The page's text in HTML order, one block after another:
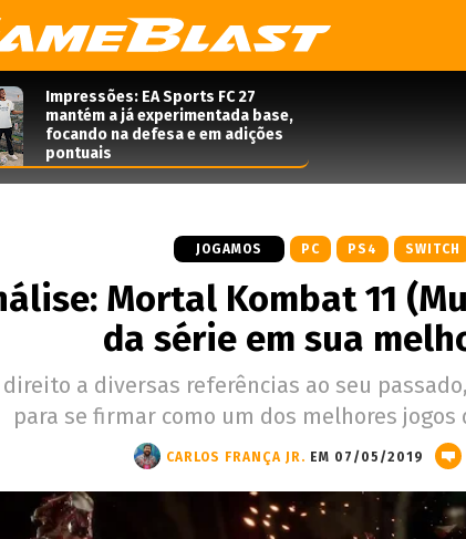
Impressões: EA Sports FC 27
mantém a já experimentada base,
focando na defesa e em adições
pontuais
JOGAMOS PC PS4 SWITCH
Mortal Kombat 11
da série em sua
direito a diversas referências ao seu
para se firmar como um dos melhores jogos
CARLOS FRANÇA JR. EM 07/05/2019